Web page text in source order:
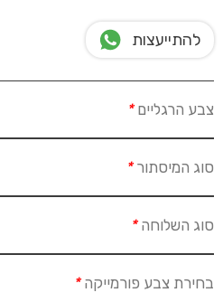
להתייעצות
צבע הרגליים*
סוג המיסתור*
סוג השלוחה*
בחירת צבע פורמייקה*